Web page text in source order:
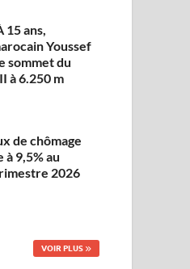
15 ans,
Youssef
sommet du
à 6.250 m
de chômage
9,5% au
2026
VOIR PLUS